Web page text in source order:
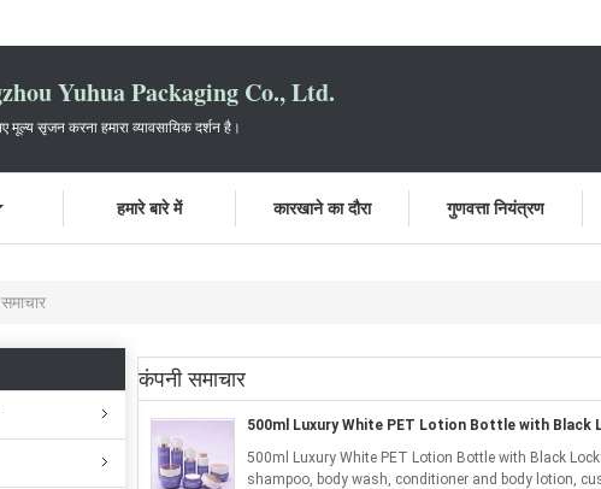
Yuhua Packaging Co., Ltd.
मूल्य सृजन करना हमारा व्यावसायिक दर्शन है।
हमारे बारे में कारखाने का दौरा गुणवत्ता नियंत्रण
कंपनी समाचार
500ml Luxury White PET Lotion Bottle with Black
500ml Luxury White PET Lotion Bottle with Black
shampoo, body wash, conditioner and body lotion,